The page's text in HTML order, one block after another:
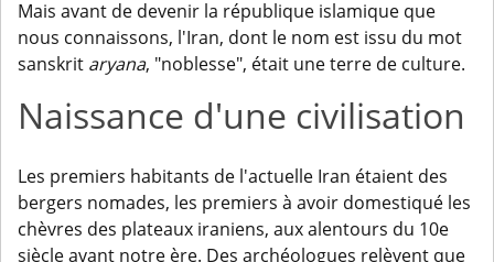
Mais avant de devenir la république islamique que
nous connaissons, l'Iran, dont le nom est issu du mot
sanskrit aryana, "noblesse", était une terre de culture.
Naissance d'une civilisation
Les premiers habitants de l'actuelle Iran étaient des
bergers nomades, les premiers à avoir domestiqué les
chèvres des plateaux iraniens, aux alentours du 10e
siècle avant notre ère. Des archéologues relèvent que